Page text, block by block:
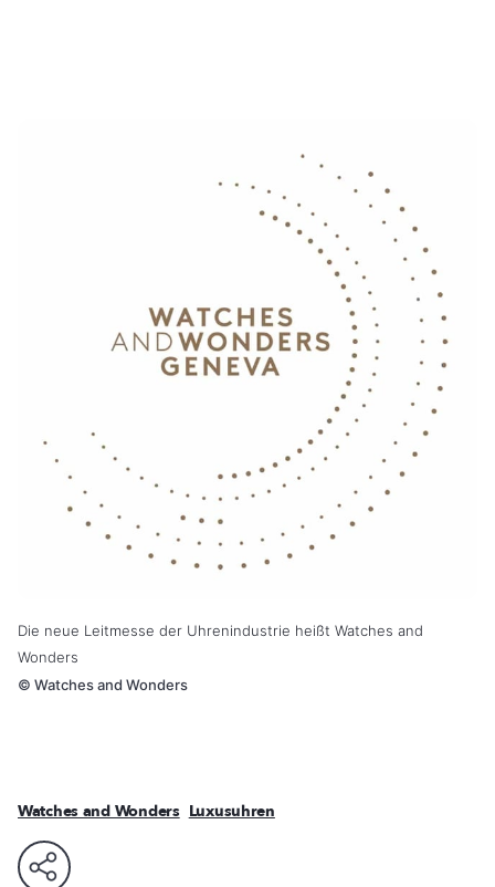
Die neue Leitmesse der Uhrenindustrie heißt Watches and
Wonders
© Watches and Wonders
Watches and Wonders Luxusuhren